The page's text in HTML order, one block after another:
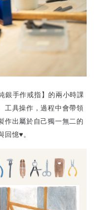
銀手作戒指】的兩小時課
工具操作，過程中會帶領
作出屬於自己獨一無二的
憶♥。